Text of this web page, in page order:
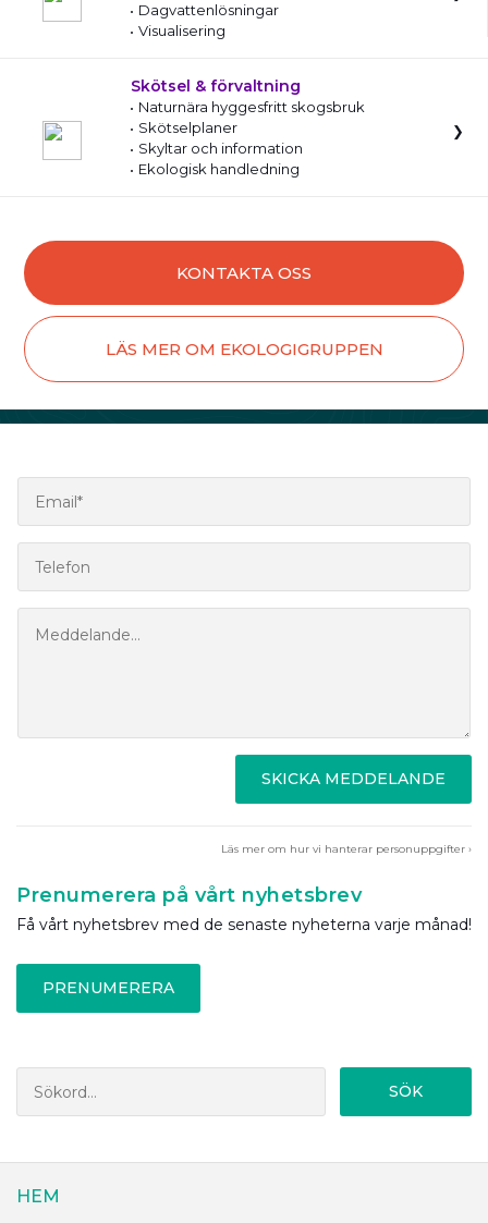
Dagvattenlösningar
Visualisering
Skötsel & förvaltning
Naturnära hyggesfritt skogsbruk
Skötselplaner
Skyltar och information
Ekologisk handledning
KONTAKTA OSS
LÄS MER OM EKOLOGIGRUPPEN
SKICKA MEDDELANDE
Läs mer om hur vi hanterar personuppgifter ›
Prenumerera på vårt nyhetsbrev
Få vårt nyhetsbrev med de senaste nyheterna varje månad!
PRENUMERERA
SÖK
HEM